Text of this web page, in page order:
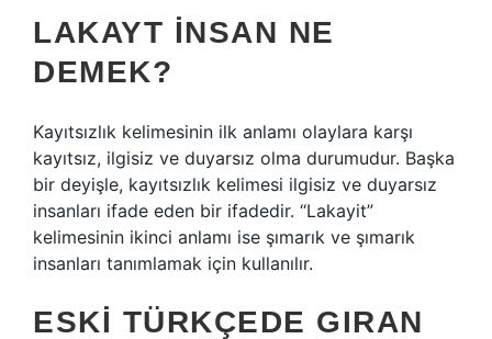
LAKAYT INSAN NE
DEMEK?
Kayıtsızlık kelimesinin ilk anlamı olaylara karşı
kayıtsız, ilgisiz ve duyarsız olma durumudur. Başka
bir deyişle, kayıtsızlık kelimesi ilgisiz ve duyarsız
insanları ifade eden bir ifadedir. “Lakayit”
kelimesinin ikinci anlamı ise şımarık ve şımarık
insanları tanımlamak için kullanılır.
ESKI TÜRKÇEDE GIRAN